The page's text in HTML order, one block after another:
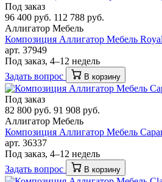
Под заказ
96 400 руб. 112 788 руб.
Аллигатор Мебель
Композиция Аллигатор Мебель
арт. 37949
Под заказ, 4–12 недель
Задать вопрос
В корзину
Под заказ
82 800 руб. 91 908 руб.
Аллигатор Мебель
Композиция Аллигатор Мебель
арт. 36337
Под заказ, 4–12 недель
Задать вопрос
В корзину